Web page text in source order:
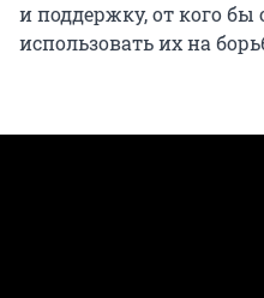
и поддержку, от кого
использовать их на